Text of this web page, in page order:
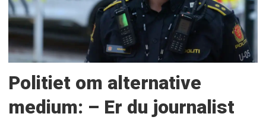
Politiet om alternative
medium: – Er du journalist